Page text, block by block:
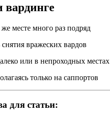
месте много раз подряд
вражеских вардов
или в непроходных местах
только на саппортов
для статьи: